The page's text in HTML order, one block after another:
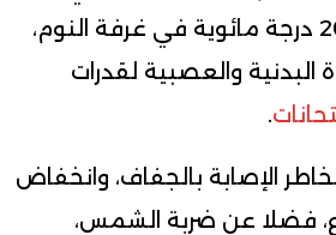
الحارة (التي تتجاوز 20 درجة مائوية في غرفة النوم،
البدنية والعصبية لقدرات
.
الإصابة بالجفاف، وانخفاض
فضلا عن ضربة الشمس،